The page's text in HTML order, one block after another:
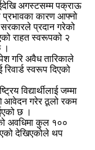
अगस्टसम्म पक्राऊ
प्रभावका कारण आफ्नो
प्रदान गरेको
राहत स्वरूपको २
।
पेश गरि अवैध तारिकाले
रिवार्ड स्वरूप दिएको
विद्यार्थीलाई जम्मा
आवेदन गरेर ठूलो रकम
छ ।
अवधिमा कुल १००
देखिएकोले थप